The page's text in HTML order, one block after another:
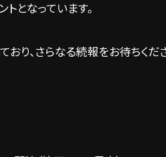
となっています。
り、さらなる続報をお待ちくだ